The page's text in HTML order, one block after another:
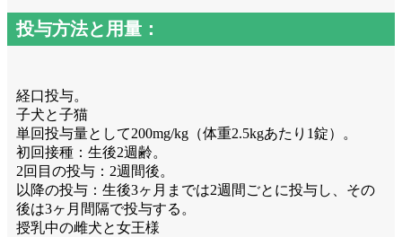
投与方法と用量：
経口投与。
子犬と子猫
単回投与量として200mg/kg（体重2.5kgあたり1錠）。
初回接種：生後2週齢。
2回目の投与：2週間後。
以降の投与：生後3ヶ月までは2週間ごとに投与し、その
後は3ヶ月間隔で投与する。
授乳中の雌犬と女王様